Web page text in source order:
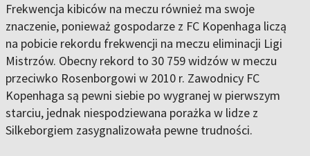
Frekwencja kibiców na meczu również ma swoje
znaczenie, ponieważ gospodarze z FC Kopenhaga liczą
na pobicie rekordu frekwencji na meczu eliminacji Ligi
Mistrzów. Obecny rekord to 30 759 widzów w meczu
przeciwko Rosenborgowi w 2010 r. Zawodnicy FC
Kopenhaga są pewni siebie po wygranej w pierwszym
starciu, jednak niespodziewana porażka w lidze z
Silkeborgiem zasygnalizowała pewne trudności.